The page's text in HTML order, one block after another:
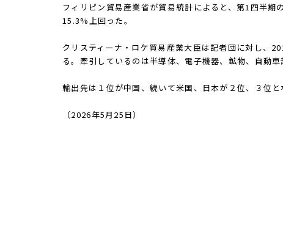
フィリピン貿易産業省が貿易統計によると、第1四半
15.3%上回った。
クリスティーナ・ロケ貿易産業大臣は記者団に対し、
る。牽引しているのは半導体、電子機器、鉱物、自動車
輸出先は１位が中国、続いて米国、日本が２位、３位と
（2026年5月25日）